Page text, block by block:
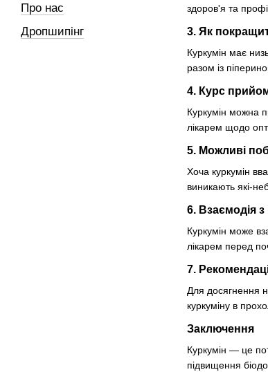
здоров'я та
3. Як
Куркумін має
разом із
4. Курс
Куркумін можна
лікарем щодо
5. Можливі
Хоча куркумін
виникають які-
6. Взаємодія
Куркумін може
лікарем перед
7.
Для досягнення
куркуміну в
Заключення
Куркумін — це
підвищення
Про нас
Дропшипінг